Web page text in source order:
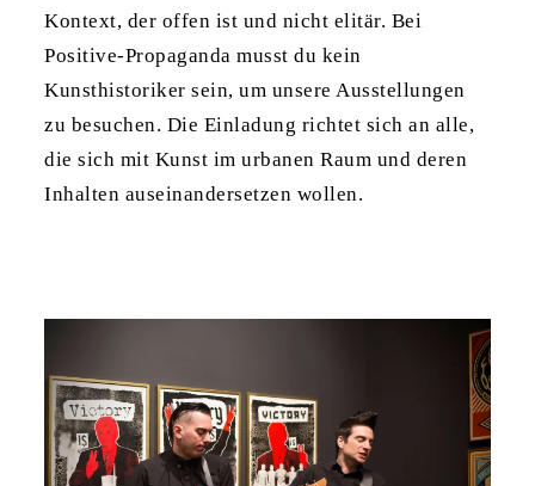
Kontext, der offen ist und nicht elitär. Bei
Positive-Propaganda musst du kein
Kunsthistoriker sein, um unsere Ausstellungen
zu besuchen. Die Einladung richtet sich an alle,
die sich mit Kunst im urbanen Raum und deren
Inhalten auseinandersetzen wollen.